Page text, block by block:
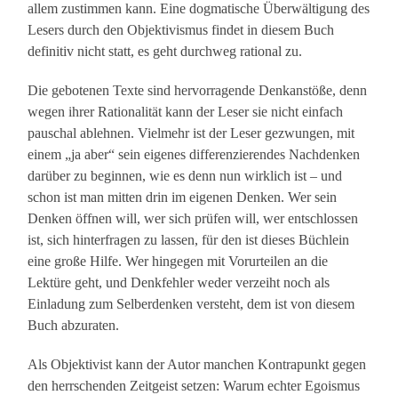
allem zustimmen kann. Eine dogmatische Überwältigung des
Lesers durch den Objektivismus findet in diesem Buch
definitiv nicht statt, es geht durchweg rational zu.
Die gebotenen Texte sind hervorragende Denkanstöße, denn
wegen ihrer Rationalität kann der Leser sie nicht einfach
pauschal ablehnen. Vielmehr ist der Leser gezwungen, mit
einem „ja aber“ sein eigenes differenzierendes Nachdenken
darüber zu beginnen, wie es denn nun wirklich ist – und
schon ist man mitten drin im eigenen Denken. Wer sein
Denken öffnen will, wer sich prüfen will, wer entschlossen
ist, sich hinterfragen zu lassen, für den ist dieses Büchlein
eine große Hilfe. Wer hingegen mit Vorurteilen an die
Lektüre geht, und Denkfehler weder verzeiht noch als
Einladung zum Selberdenken versteht, dem ist von diesem
Buch abzuraten.
Als Objektivist kann der Autor manchen Kontrapunkt gegen
den herrschenden Zeitgeist setzen: Warum echter Egoismus